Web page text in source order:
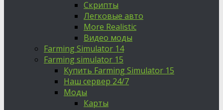
Скрипты
Легковые авто
More Realistic
Видео моды
Farming Simulator 14
Farming simulator 15
Купить Farming Simulator 15
Наш сервер 24/7
Моды
Карты